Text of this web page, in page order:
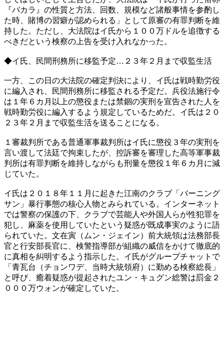
『バカラ』の性質と方法、回数、規模など諸般事情を参酌し
た時、賭博の習癖が認められる」として原審の有罪判断を維
持した。ただし、大法院はイ氏から１００万ドルを追徴する
べきだという検察の上告を受け入れなかった。
◆イ氏、民間刑務所に移監予定…２３年２月まで収監生活
一方、この日の大法院の確定判決により、イ氏は戦時勤労役
に編入され、民間刑務所に移監される予定だ。兵役法施行令
は１年６カ月以上の懲役または禁錮の実刑を宣告された人を
戦時勤労役に編入するよう規定しているためだ。イ氏は２０
２３年２月まで収監生活を送ることになる。
１審裁判所である普通軍事裁判所はイ氏に懲役３年の実刑を
言い渡して法廷で拘束したが、控訴審を審理した高等軍事裁
判所は有罪判断を維持しながらも刑量を懲役１年６カ月に減
じていた。
イ氏は２０１８年１１月に起きた江南のクラブ「バーニング
サン」暴行事態の核心人物とみられている。インターネット
では警察の保護の下、クラブで芸能人や外国人らが性犯罪を
犯し、麻薬を使用していたという疑惑が既成事実のように語
られていた。文在寅（ムン・ジェイン）前大統領は法務部長
官と行安部長官に、検警指導部が組織の威信をかけて徹底的
に真相を糾明するよう指示した。イ氏がグループチャットで
「青瓦台（チョンワデ、当時大統領府）に勤める検察総長」
と呼び、癒着疑惑が提起されたユン・キュグン総警は罰金２
０００万ウォンが確定していた。